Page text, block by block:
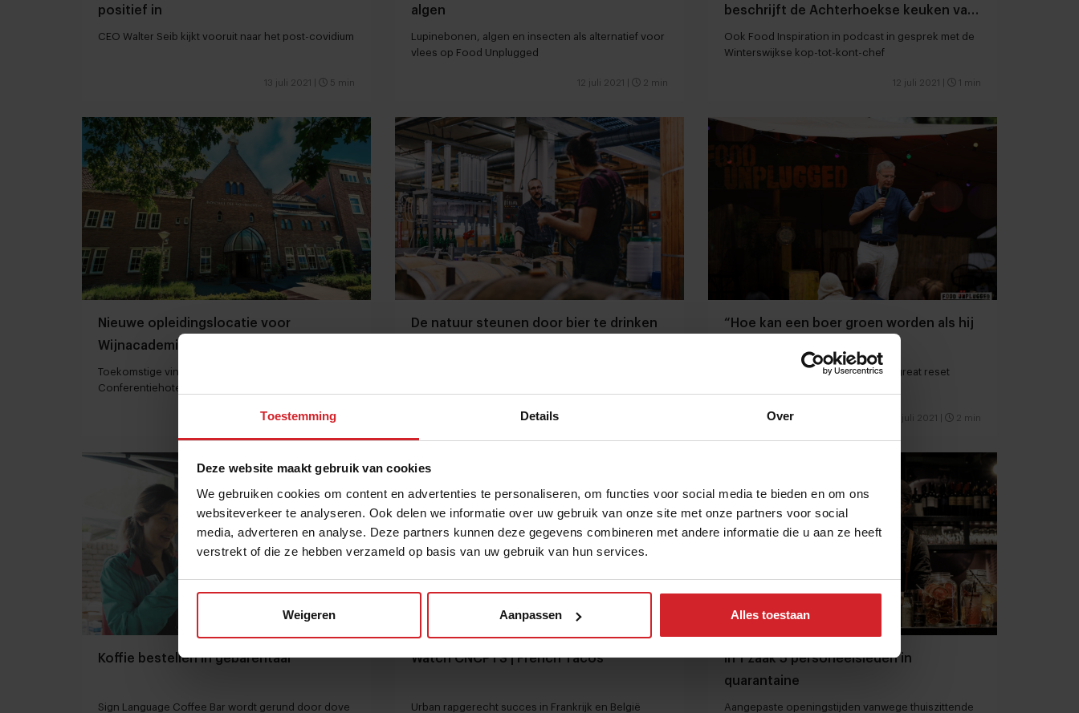
Toestemming Details Over
Deze website maakt gebruik van cookies
We gebruiken cookies om content en advertenties te personaliseren, om functies voor social media te bieden en om ons
websiteverkeer te analyseren. Ook delen we informatie over uw gebruik van onze site met onze partners voor social
media, adverteren en analyse. Deze partners kunnen deze gegevens combineren met andere informatie die u aan ze heeft
verstrekt of die ze hebben verzameld op basis van uw gebruik van hun services.
Weigeren Aanpassen Alles toestaan
positief in
CEO Walter Seib kijkt vooruit naar het post-covidium
13 juli 2021 5 min
algen
Lupinebonen, algen en insecten als alternatief voor
vlees op Food Unplugged
12 juli 2021 2 min
beschrijft de Achterhoekse keuken van
Nel Schellekens
Ook Food Inspiration in podcast in gesprek met de
Winterswijkse kop-tot-kont-chef
12 juli 2021 1 min
Nieuwe opleidingslocatie voor
Wijnacademie
Toekomstige vinologen krijgen voortaan les in
Conferentiehotel Kontakt der Kontinenten
12 juli 2021| 1 min
De natuur steunen door bier te drinken
“Hoe kan een boer groen worden als hij
Volkert Engelsman kijkt uit naar the great reset
11 juli 2021 2 min
Koffie bestellen in gebarentaal
Sign Language Coffee Bar wordt gerund door dove
Watch CNCPTS | French Tacos
Urban rapgerecht succes in Frankrijk en België
In 1 zaak 5 personeelsleden in
quarantaine
Aangepaste openingstijden vanwege thuiszittende